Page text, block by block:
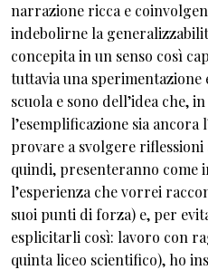
narrazione ricca e
indebolirne la
concepita in un senso così
tuttavia una
scuola e sono dell’idea che,
l’esemplificazione sia ancora
provare a svolgere
quindi, presenteranno come
l’esperienza che vorrei
suoi punti di forza) e, per
esplicitarli così: lavoro con
quinta liceo scientifico), ho